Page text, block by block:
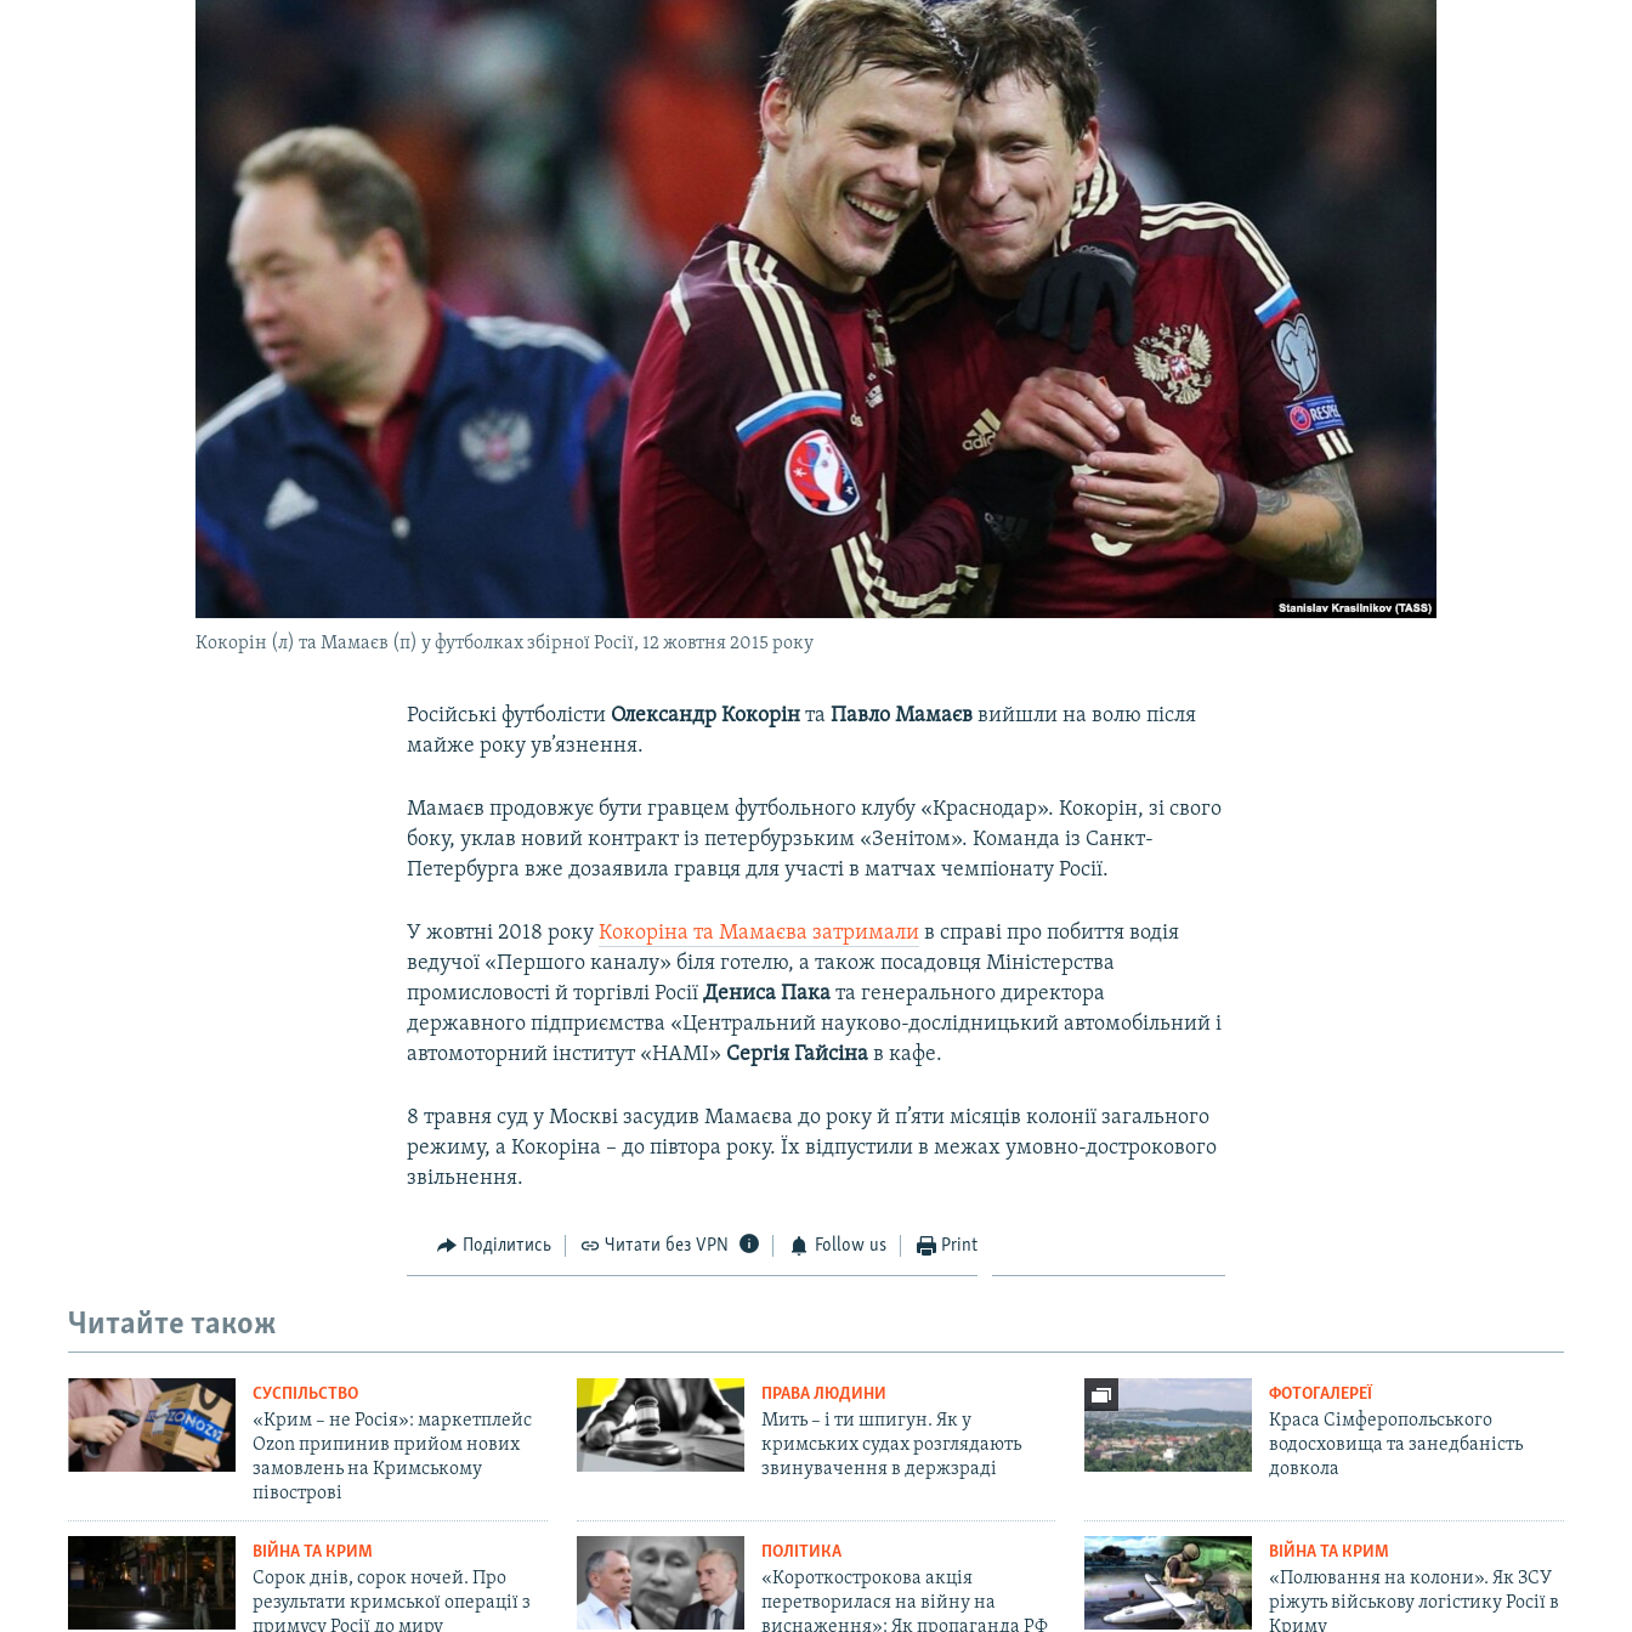
Кокорін (л) та Мамаєв (п) у футболках збірної Росії, 12 жовтня 2015 року
Російські футболісти Олександр Кокорінта Павло Мамаєв вийшли на волю після
майже року ув’язнення.
Мамаєв продовжує бути гравцем футбольного клубу «Краснодар». Кокорін, зі свого
боку, уклав новий контракт із петербурзьким «Зенітом». Команда із Санкт-
Петербурга вже дозаявила гравця для участі в матчах чемпіонату Росії.
У жовтні 2018 рокуКокоріна та Мамаєва затримали в справі про побиття водія
ведучої «Першого каналу» біля готелю, а також посадовця Міністерства
промисловості й торгівлі РосіїДениса Пака та генерального директора
державного підприємства «Центральний науково-дослідницький автомобільний і
автомоторний інститут «НАМІ» Сергія Гайсіна в кафе.
8 травня суд у Москві засудив Мамаєва до року й п’яти місяців колонії загального
режиму, а Кокоріна – до півтора року. Їх відпустили в межах умовно-дострокового
звільнення.
Поділитись Читати без VPN Follow us Print
Читайте також
СУСПІЛЬСТВО
«Крим – не Росія»: маркетплейс
Ozon припинив прийом нових
замовлень на Кримському
півострові
ПРАВА ЛЮДИНИ
Мить – і ти шпигун. Як у
кримських судах розглядають
звинувачення в держзраді
ФОТОГАЛЕРЕЇ
Краса Сімферопольського
водосховища та занедбаність
довкола
ВІЙНА ТА КРИМ
Сорок днів, сорок ночей. Про
результати кримської операції з
примусу Росії до миру
ПОЛІТИКА
«Короткострокова акція
перетворилася на війну на
виснаження»: Як пропаганда РФ
ВІЙНА ТА КРИМ
«Полювання на колони». Як ЗСУ
ріжуть військову логістику Росії в
Криму